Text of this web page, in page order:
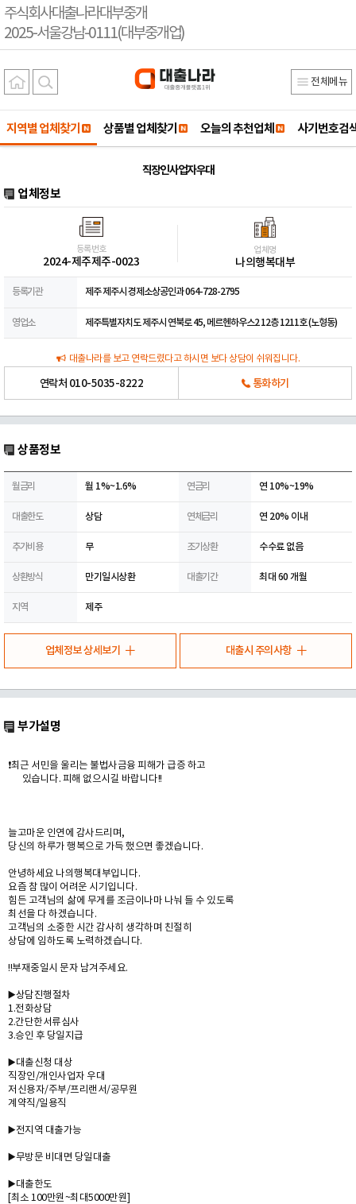
주식회사대출나라대부중개
2025-서울강남-0111(대부중개업)
전체메뉴
지역별 업체찾기 상품별 업체찾기 오늘의 추천업체 사기번호검
직장인 사업자 우대
업체정보
등록번호
2024-제주제주-0023
업체명
나의행복대부
등록기관 제주 제주시 경제소상공인과 064-728-2795
영업소 제주특별자치도 제주시 연북로 45, 메르헨하우스2 12층 1211호 (노형동)
대출나라를 보고 연락드렸다고 하시면 보다 상담이 쉬워집니다.
연락처 010-5035-8222 통화하기
상품정보
월금리 월 1%~1.6% 연금리 연 10%~19%
대출한도 상담 연체금리 연 20% 이내
추가비용 무 조기상환 수수료 없음
상환방식 만기일시상환 대출기간 최대 60 개월
지역 제주
업체정보 상세보기 대출시 주의사항
부가설명
❗️최근 서민을 울리는 불법사금융 피해가 급증 하고
있습니다. 피해 없으시길 바랍니다!!
늘고마운 인연에 감사드리며,
당신의 하루가 행복으로 가득 했으면 좋겠습니다.
안녕하세요 나의행복대부입니다.
요즘 참 많이 어려운 시기입니다.
힘든 고객님의 삶에 무게를 조금이나마 나눠 들 수 있도록
최선을 다 하겠습니다.
고객님의 소중한 시간 감사히 생각하며 친절히
상담에 임하도록 노력하겠습니다.
!!부재중일시 문자 남겨주세요.
▶️상담진행절차
1.전화상담
2.간단한서류심사
3.승인 후 당일지급
▶️대출신청 대상
직장인/개인사업자 우대
저신용자/주부/프리랜서/공무원
계약직/일용직
▶️전지역 대출가능
▶️무방문 비대면 당일대출
▶️대출한도
[최소 100만원~최대5000만원]